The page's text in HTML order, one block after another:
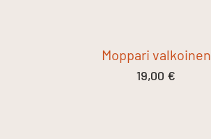
Moppari valkoinen
19,00 €